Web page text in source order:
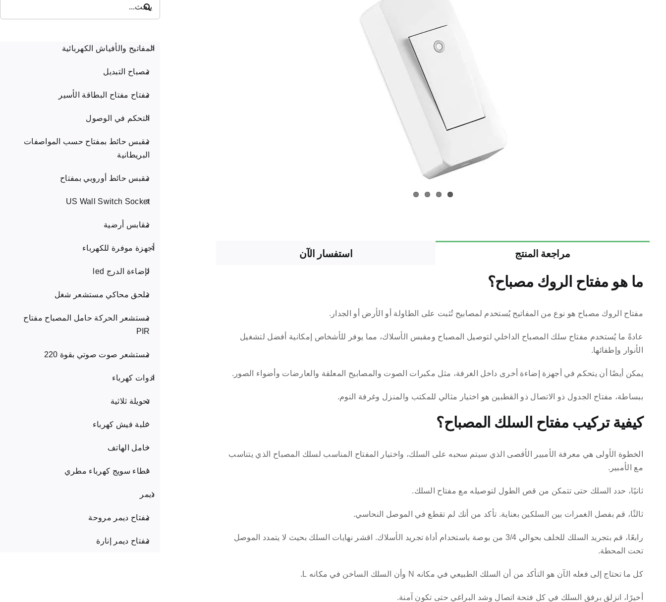
مراجعة المنتج استفسار الآن
ما هو مفتاح الروك مصباح؟
مفتاح الروك مصباح هو نوع من المفاتيح يُستخدم لمصابيح تُثبت على الطاولة أو الأرض أو الجدار.
عادةً ما يُستخدم مفتاح سلك المصباح الداخلي لتوصيل المصباح ومقبس الأسلاك، مما يوفر للأشخاص إمكانية أفضل لتشغيل
الأنوار وإطفائها.
يمكن أيضًا أن يتحكم في أجهزة إضاءة أخرى داخل الغرفة، مثل مكبرات الصوت والمصابيح المعلقة والعارضات وأضواء الصور.
ببساطة، مفتاح الجدول ذو الاتصال ذو القطبين هو اختيار مثالي للمكتب والمنزل وغرفة النوم.
كيفية تركيب مفتاح السلك المصباح؟
الخطوة الأولى هي معرفة الأمبير الأقصى الذي سيتم سحبه على السلك، واختيار المفتاح المناسب لسلك المصباح الذي يتناسب
مع الأمبير.
ثانيًا، حدد السلك حتى تتمكن من قص الطول لتوصيله مع مفتاح السلك.
ثالثًا، قم بفصل الغمرات بين السلكين بعناية. تأكد من أنك لم تقطع في الموصل النحاسي.
رابعًا، قم بتجريد السلك للخلف بحوالي 3/4 من بوصة باستخدام أداة تجريد الأسلاك. اقشر نهايات السلك بحيث لا يتمدد الموصل
تحت المحطة.
كل ما تحتاج إلى فعله الآن هو التأكد من أن السلك الطبيعي في مكانه N وأن السلك الساخن في مكانه L.
أخيرًا، انزلق برفق السلك في كل فتحة اتصال وشد البراغي حتى تكون آمنة.
عن:
المفاتيح والأفياش الكهربائية
مصباح التبديل
مفتاح مفتاح البطاقة الأسير
التحكم في الوصول
مقبس حائط بمفتاح حسب المواصفات
البريطانية
مقبس حائط أوروبي بمفتاح
US Wall Switch Socket
مقابس أرضية
أجهزة موفرة للكهرباء
لإضاءة الدرج led
ملحق محاكي مستشعر شغل
مستشعر الحركة حامل المصباح مفتاح
PIR
مستشعر صوت صوتي بقوة 220
ادوات كهرباء
تحويلة ثلاثية
علبة فيش كهرباء
حامل الهاتف
غطاء سويج كهرباء مطري
ديمر
مفتاح ديمر مروحة
مفتاح ديمر إنارة